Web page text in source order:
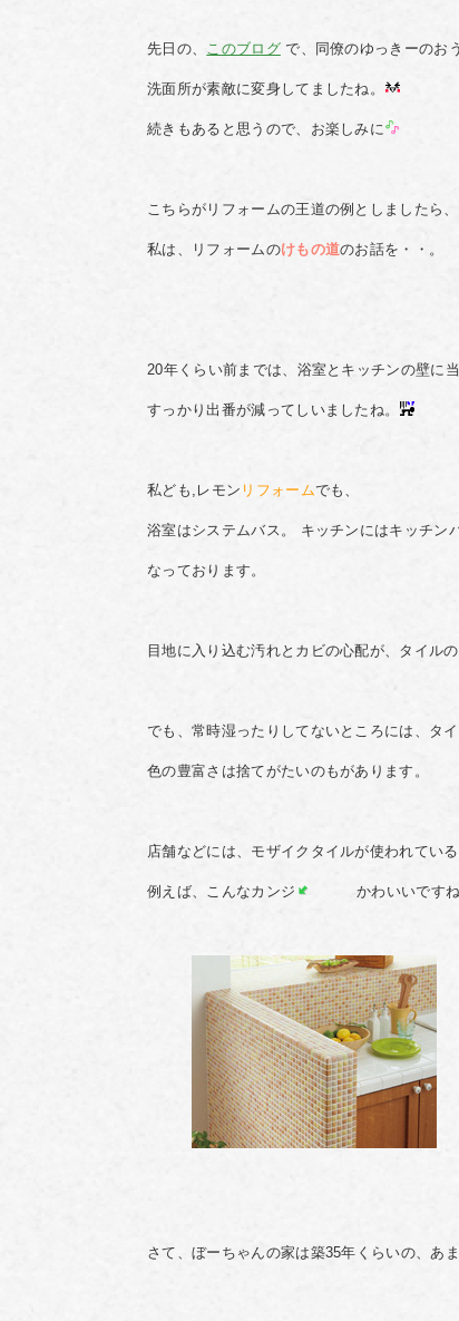
先日の、 このブログで、同僚のゆっきーのお
洗面所が素敵に変身してましたね。
続きもあると思うので、お楽しみに
こちらがリフォームの王道の例としましたら、
私は、リフォームのけもの道のお話を・・。
20年くらい前までは、浴室とキッチンの壁に
すっかり出番が減ってしいましたね。
私ども,レモン リフォームでも、
浴室はシステムバス。 キッチンにはキッチン
なっております。
目地に入り込む汚れとカビの心配が、タイル
でも、常時湿ったりしてないところには、タ
色の豊富さは捨てがたいのもがあります。
店舗などには、モザイクタイルが使われてい
例えば、こんなカンジ かわいいですね
さて、ぼーちゃんの家は築35年くらいの、あ